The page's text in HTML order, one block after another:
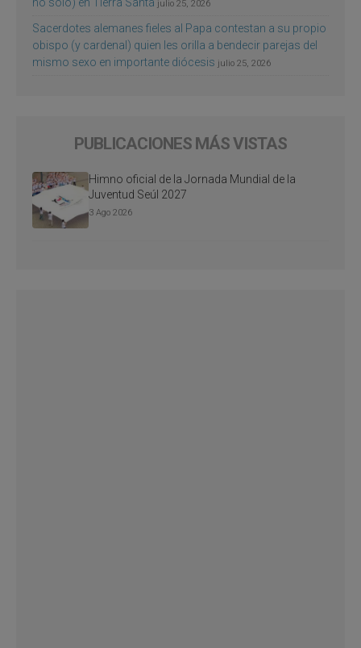
julio 25, 2026
Sacerdotes alemanes fieles al Papa contestan a su propio
obispo (y cardenal) quien les orilla a bendecir parejas del
mismo sexo en importante diócesis julio 25, 2026
PUBLICACIONES MÁS VISTAS
Himno oficial de la Jornada Mundial de la
Juventud Seúl 2027
3 Ago 2026